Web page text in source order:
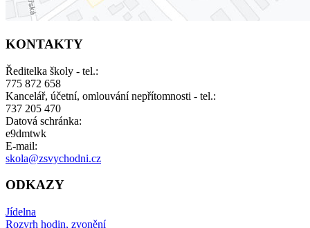
KONTAKTY
Ředitelka školy - tel.:
775 872 658
Kancelář, účetní, omlouvání nepřítomnosti - tel.:
737 205 470
Datová schránka:
e9dmtwk
E-mail:
skola@zsvychodni.cz
ODKAZY
Jídelna
Rozvrh hodin, zvonění